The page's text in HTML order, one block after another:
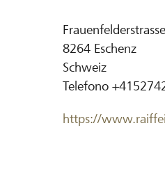
8264 Eschenz
Schweiz
Telefono
https://